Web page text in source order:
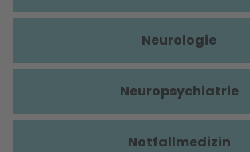
Neurologie
Neuropsychiatrie
Notfallmedizin